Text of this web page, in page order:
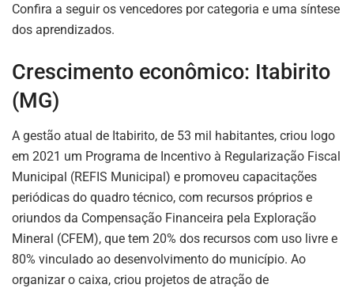
Confira a seguir os vencedores por categoria e uma síntese
dos aprendizados.
Crescimento econômico: Itabirito
(MG)
A gestão atual de Itabirito, de 53 mil habitantes, criou logo
em 2021 um Programa de Incentivo à Regularização Fiscal
Municipal (REFIS Municipal) e promoveu capacitações
periódicas do quadro técnico, com recursos próprios e
oriundos da Compensação Financeira pela Exploração
Mineral (CFEM), que tem 20% dos recursos com uso livre e
80% vinculado ao desenvolvimento do município. Ao
organizar o caixa, criou projetos de atração de